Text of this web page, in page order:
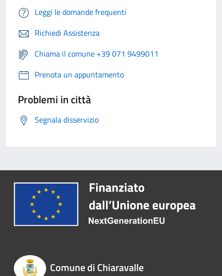
Leggi le domande frequenti
Richiedi Assistenza
Chiama il comune +39 071 9499011
Prenota un appuntamento
Problemi in città
Segnala disservizio
Comune di Chiaravalle